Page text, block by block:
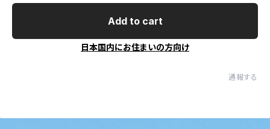
Add to cart
日本国内にお住まいの方向け
通報する